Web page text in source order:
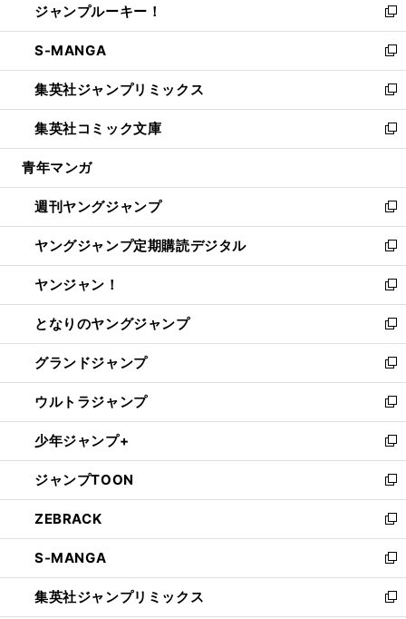
く
で
開
く
ド
ウ
で
開
く
ィ
ン
ド
ウ
で
開
く
い
ウ
ィ
ン
ド
ウ
で
開
ジャンプルーキー！
新
し
い
ウ
ィ
ン
ド
ウ
開
く
S-MANGA
新
し
い
ウ
ィ
ン
ウ
で
開
く
集英社ジャンプリミックス
新
し
い
ウ
ン
ド
ウ
で
開
く
集英社コミック文庫
新
し
ウ
ィ
ン
ド
ウ
で
開
く
青年マンガ
週刊ヤングジャンプ
新
し
い
ウ
ィ
ン
ド
ウ
で
開
く
ヤングジャンプ定期購読デジタル
新
し
い
ウ
ィ
ン
ド
ウ
で
開
く
ヤンジャン！
新
し
い
ウ
ィ
ン
ド
ウ
で
開
く
となりのヤングジャンプ
新
し
い
ウ
ィ
ン
ド
ウ
で
開
く
グランドジャンプ
新
し
い
ウ
ィ
ン
ド
ウ
で
開
く
ウルトラジャンプ
新
し
い
ウ
ィ
ン
ド
ウ
で
開
く
少年ジャンプ+
新
し
い
ウ
ィ
ン
ド
ウ
で
ジャンプTOON
新
し
い
ウ
ィ
ン
ド
ZEBRACK
新
し
い
ウ
ィ
S-MANGA
新
し
い
集英社ジャンプリミックス
新